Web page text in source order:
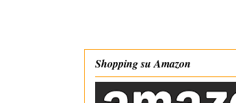
Shopping su Amazon